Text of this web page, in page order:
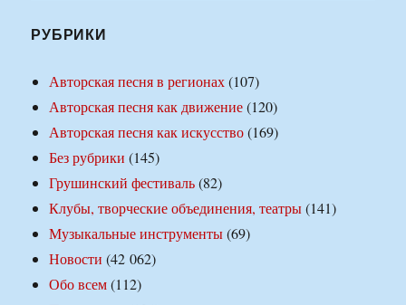
РУБРИКИ
Авторская песня в регионах(107)
Авторская песня как движение(120)
Авторская песня как искусство(169)
Без рубрики (145)
Грушинский фестиваль(82)
Клубы, творческие объединения, театры(141)
Музыкальные инструменты(69)
Новости (42 062)
Обо всем(112)